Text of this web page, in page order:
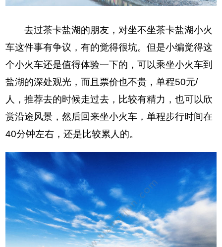
去过茶卡盐湖的朋友，对坐不坐茶卡盐湖小火
车这件事有争议，有的觉得很坑。但是小编觉得这
个小火车还是值得体验一下的，可以乘坐小火车到
盐湖的深处观光，而且票价也不贵，单程50元/
人，推荐去的时候走过去，比较有精力，也可以欣
赏沿途风景，然后回来坐小火车，单程步行时间在
40分钟左右，还是比较累人的。